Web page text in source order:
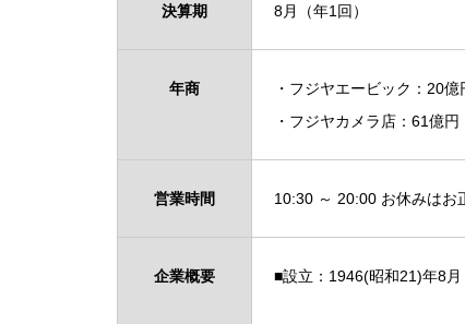
決算期 8月（年1回）
年商
・フジヤエービック：20億
・フジヤカメラ店：61億円
営業時間 10:30 ～ 20:00 お休みはお
企業概要 ■設立：1946(昭和21)年8月